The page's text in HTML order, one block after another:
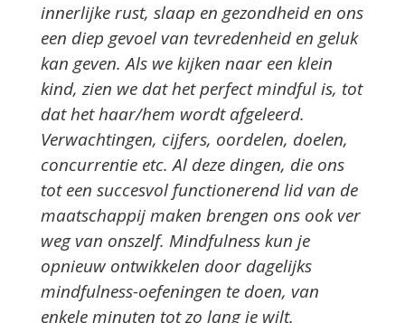
innerlijke rust, slaap en gezondheid en ons
een diep gevoel van tevredenheid en geluk
kan geven. Als we kijken naar een klein
kind, zien we dat het perfect mindful is, tot
dat het haar/hem wordt afgeleerd.
Verwachtingen, cijfers, oordelen, doelen,
concurrentie etc. Al deze dingen, die ons
tot een succesvol functionerend lid van de
maatschappij maken brengen ons ook ver
weg van onszelf. Mindfulness kun je
opnieuw ontwikkelen door dagelijks
mindfulness-oefeningen te doen, van
enkele minuten tot zo lang je wilt.